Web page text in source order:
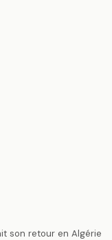
son retour en Algérie